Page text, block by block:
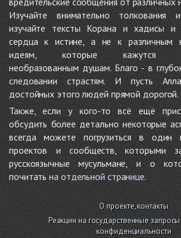
Изучайте внимательно толкования
изучайте тексты Корана и хадисы и
сердца к истине, а не к различным
идеям, которые кажутся
необразованным душам. Благо - в
следовании страстям. И пусть
достойных этого людей прямой дорогой.
Также, если у кого-то всё ещё
обсудить более детально некоторые
всегда можете погрузиться в один
проектов и сообществ, которыми
русскоязычные мусульмане, и о
почитатьна отдельной странице.
О проекте, контакты
Реакции на государственные запросы
конфиденциальности